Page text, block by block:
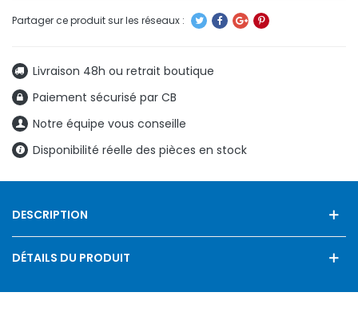
Livraison 48h ou retrait boutique
Paiement sécurisé par CB
Notre équipe vous conseille
Disponibilité réelle des pièces en stock
DESCRIPTION
DÉTAILS DU PRODUIT